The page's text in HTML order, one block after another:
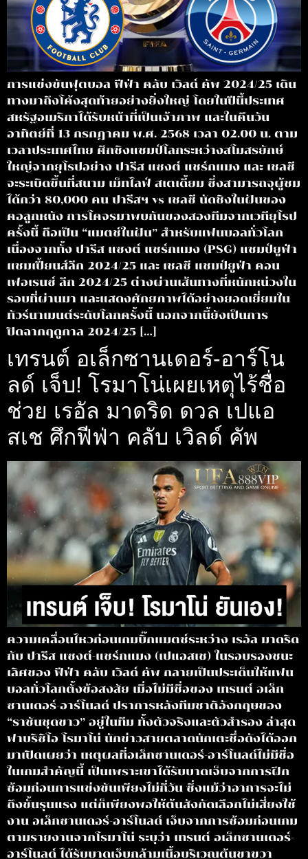
การแข่งขันฟุตบอล ฟีฟ่า คลับ เวิลด์ คัพ 2024/25 เดิน
ทางมาถึงโค้งสุดท้ายอย่างยิ่งใหญ่ โดยในปีนี้ประเทศ
สหรัฐอเมริกาได้รับหน้าที่เป็นเจ้าภาพ และในคืนวัน
อาทิตย์ที่ 13 กรกฎาคม พ.ศ. 2568 เวลา 02.00 น. ตาม
เวลาประเทศไทย ศึกชิงแชมป์โลกระหว่างสโมสรยักษ์
ใหญ่จากยุโรปอย่าง ปารีส แซงต์ แชร์กแมง และ เชลซี
จะระเบิดขึ้นที่สนาม เม็ทไลฟ์ สเตเดี้ยม ซึ่งสามารถจุผู้ชม
ได้กว่า 80,000 คน ปารีสฯ vs เชลซี นัดชิงในฝันของ
คอลูกหนัง การโคจรมาพบกันของสองทีมจากเวทียุโรป
ครั้งนี้ ถือเป็น “แมตช์ในฝัน” สำหรับแฟนบอลทั่วโลก
เนื่องจากทั้ง ปารีส แซงต์ แชร์กแมง (PSG) แชมป์ยูฟ่า
แชมเปี้ยนส์ลีก 2024/25 และ เชลซี แชมป์ยูฟ่า คอน
เฟอเรนซ์ ลีก 2024/25 ต่างผ่านเส้นทางที่หนักหน่วงใน
รอบที่ผ่านมา และแสดงศักยภาพได้อย่างยอดเยี่ยมใน
ทัวร์นาเมนต์ระดับโลกครั้งนี้ นอกจากนี้ยังเป็นการ
ปิดฉากฤดูกาล 2024/25 […]
เทรนต์ อเล็กซานเดอร์-อาร์โน
ลด์ เจ็บ! โรมาโน่เผยเหตุไร้ชื่อ
ช่วย เรอัล มาดริด ดวล เปแอ
สเช ศึกฟีฟ่า คลับ เวิลด์ คัพ
ความเคลื่อนไหวก่อนเกมบิ๊กแมตช์ระหว่าง เรอัล มาดริด
กับ ปารีส แซงต์-แชร์กแมง (เปแอสเช) ในรอบรองชนะ
เลิศของ ฟีฟ่า คลับ เวิลด์ คัพ กลายเป็นประเด็นให้แฟน
บอลทั่วโลกตั้งข้อสงสัย เมื่อไม่มีชื่อของ เทรนต์ อเล็ก
ซานเดอร์-อาร์โนลด์ ปราการหลังทีมชาติอังกฤษของ
“ราชันชุดขาว” อยู่ในทีม ทั้งตัวจริงและตัวสำรอง ล่าสุด
ฟาบริซิโอ โรมาโน่ นักข่าวสายตลาดนักเตะชื่อดังได้ออก
มาเปิดเผยว่า เหตุผลที่อเล็กซานเดอร์-อาร์โนลด์ไม่มีชื่อ
ในเกมสำคัญนี้ เป็นเพราะเขาได้รับบาดเจ็บจากการฝึก
ซ้อมก่อนการแข่งขันเพียงไม่กี่วัน ซึ่งแม้ว่าอาการจะไม่
ถึงขั้นรุนแรง แต่ก็เพียงพอให้ต้นสังกัดเลือกไม่เสี่ยงใช้
งาน อเล็กซานเดอร์-อาร์โนลด์ เจ็บจากการซ้อมก่อนเกม
ตามรายงานจากโรมาโน่ ระบุว่า เทรนต์ อเล็กซานเดอร์-
อาร์โนลด์ ได้รับบาดเจ็บกล้ามเนื้อบริเวณต้นขาขวา